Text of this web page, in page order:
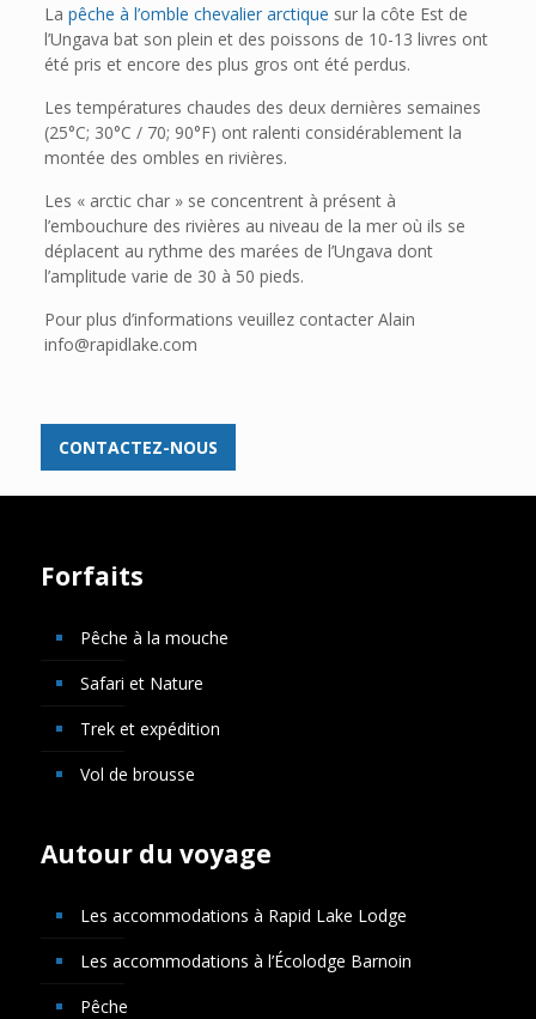
Lapêche à l’omble chevalier arctique sur la côte Est de
l’Ungava bat son plein et des poissons de 10-13 livres ont
été pris et encore des plus gros ont été perdus.
Les températures chaudes des deux dernières semaines
(25°C; 30°C / 70; 90°F) ont ralenti considérablement la
montée des ombles en rivières.
Les « arctic char » se concentrent à présent à
l’embouchure des rivières au niveau de la mer où ils se
déplacent au rythme des marées de l’Ungava dont
l’amplitude varie de 30 à 50 pieds.
Pour plus d’informations veuillez contacter Alain
info@rapidlake.com
CONTACTEZ-NOUS
Forfaits
Pêche à la mouche
Safari et Nature
Trek et expédition
Vol de brousse
Autour du voyage
Les accommodations à Rapid Lake Lodge
Les accommodations à l’Écolodge Barnoin
Pêche